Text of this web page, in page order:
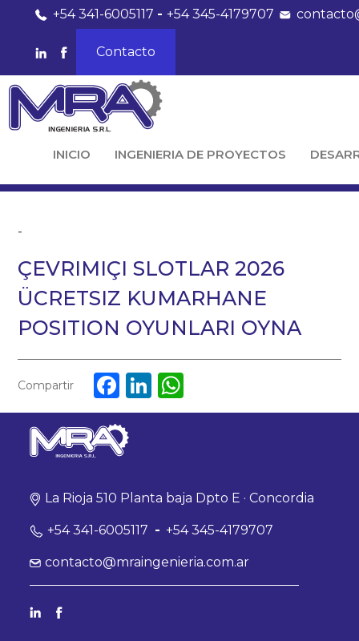
+54 341-6005117 -+54 345-4179707
Contacto
INICIO INGENIERIA DE PROYECTOS
-
ÇEVRIMIÇI SLOTLAR 2026
ÜCRETSIZ KUMARHANE
POSITION OYUNLARI OYNA
Compartir Facebook
LinkedIn
WhatsApp
La Rioja 510 Planta baja Dpto E · Concordia
+54 341-6005117 - +54 345-4179707
contacto@mraingenieria.com.ar